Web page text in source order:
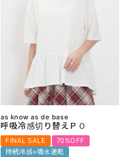
as know as de base
呼吸冷感切り替えＰＯ
FINAL SALE
70%OFF
持続冷感×吸水速乾